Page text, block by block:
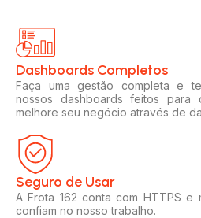
Dashboards Completos​​
Faça uma gestão completa e
nossos dashboards feitos
melhore seu negócio através de
Seguro de Usar​
A Frota 162 conta com HTTPS
confiam no nosso trabalho.